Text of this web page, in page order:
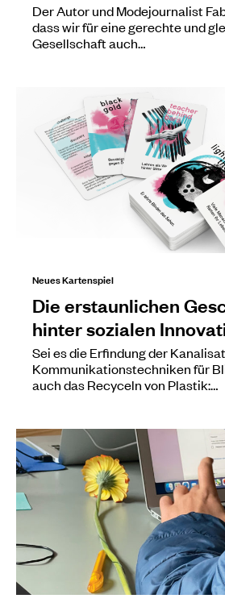
Der Autor und Modejournalist
dass wir für eine gerechte und
Gesellschaft auch…
Neues Kartenspiel
Die erstaunlichen
hinter sozialen
Sei es die Erfindung der
Kommunikationstechniken für
auch das Recyceln von Plastik:…